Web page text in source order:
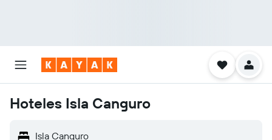
Hoteles Isla Canguro
Isla Canguro